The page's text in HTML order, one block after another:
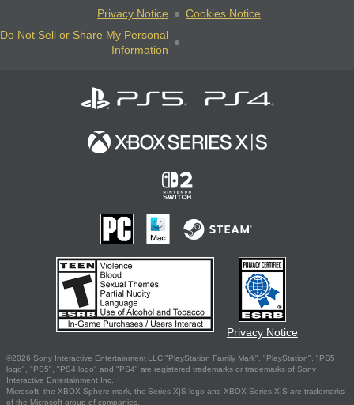
Privacy Notice
Cookies Notice
Do Not Sell or Share My Personal
Information
Privacy Notice
©2026 Sony Interactive Entertainment LLC."PlayStation Family Mark", "PlayStation", "PS5
logo", "PS5", "PS4 logo" and "PS4" are registered trademarks or trademarks of Sony
Interactive Entertainment Inc.
Microsoft, the XBOX Sphere mark, the Series X|S logo and XBOX Series X|S are trademarks
of the Microsoft group of companies.